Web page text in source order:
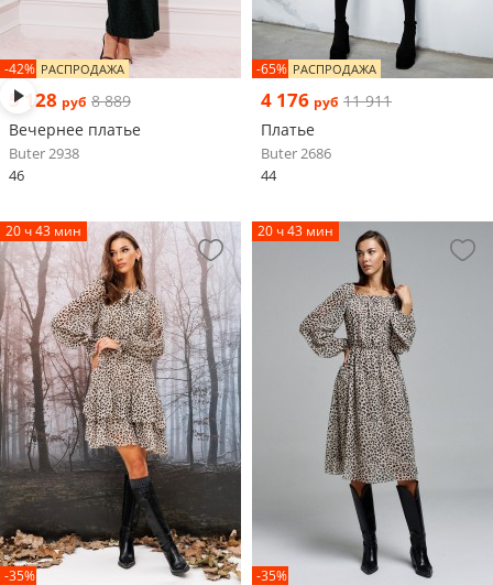
-42% РАСПРОДАЖА
5 128 руб 8 889
Вечернее платье
Buter 2938
46
-65% РАСПРОДАЖА
4 176 руб 11 911
Платье
Buter 2686
44
20 ч 43 мин
-35%
20 ч 43 мин
-35%